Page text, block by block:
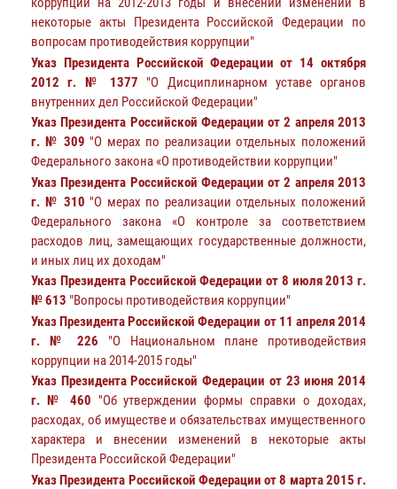
некоторые акты Президента Российской Федерации по
вопросам противодействия коррупции"
Указ Президента Российской Федерации от 14 октября
2012 г. № 1377 "О Дисциплинарном уставе органов
внутренних дел Российской Федерации"
Указ Президента Российской Федерации от 2 апреля 2013
г. № 309 "О мерах по реализации отдельных положений
Федерального закона «О противодействии коррупции"
Указ Президента Российской Федерации от 2 апреля 2013
г. № 310 "О мерах по реализации отдельных положений
Федерального закона «О контроле за соответствием
расходов лиц, замещающих государственные должности,
и иных лиц их доходам"
Указ Президента Российской Федерации от 8 июля 2013 г.
№ 613 "Вопросы противодействия коррупции"
Указ Президента Российской Федерации от 11 апреля 2014
г. № 226 "О Национальном плане противодействия
коррупции на 2014-2015 годы"
Указ Президента Российской Федерации от 23 июня 2014
г. № 460 "Об утверждении формы справки о доходах,
расходах, об имуществе и обязательствах имущественного
характера и внесении изменений в некоторые акты
Президента Российской Федерации"
Указ Президента Российской Федерации от 8 марта 2015 г.